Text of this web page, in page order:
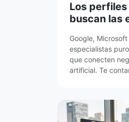
Los
buscan las
Google,
especialistas
que conecten
artificial. Te